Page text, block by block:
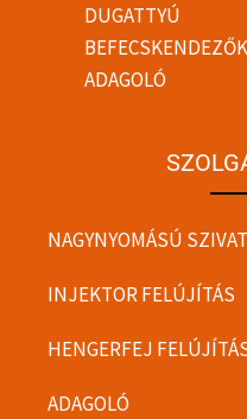
DUGATTYÚ
BEFECSKENDEZŐK
ADAGOLÓ
NAGYNYOMÁSÚ
INJEKTOR FELÚJÍTÁS
HENGERFEJ
ADAGOLÓ